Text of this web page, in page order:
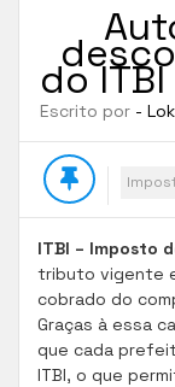
do
Escrito por -
ITBI – Imposto
tributo vigente
cobrado do
Graças à essa
que cada
ITBI, o que